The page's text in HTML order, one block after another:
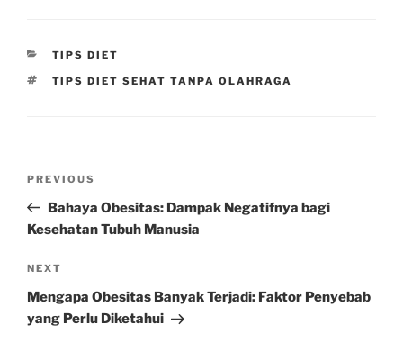
CATEGORIES
TIPS DIET
TAGS
TIPS DIET SEHAT TANPA OLAHRAGA
Previous
Post
PREVIOUS
Bahaya Obesitas: Dampak Negatifnya bagi
Kesehatan Tubuh Manusia
Next
Post
NEXT
Mengapa Obesitas Banyak Terjadi: Faktor Penyebab
yang Perlu Diketahui